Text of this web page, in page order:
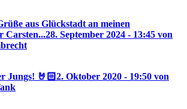
aus Glückstadt an meinen
Carsten...28. September 2024 - 13:45 von
Jungs! 🤘🏻2. Oktober 2020 - 19:50 von